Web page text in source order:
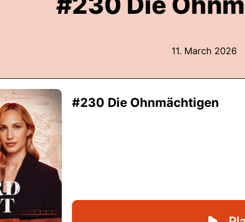
11. March 2026